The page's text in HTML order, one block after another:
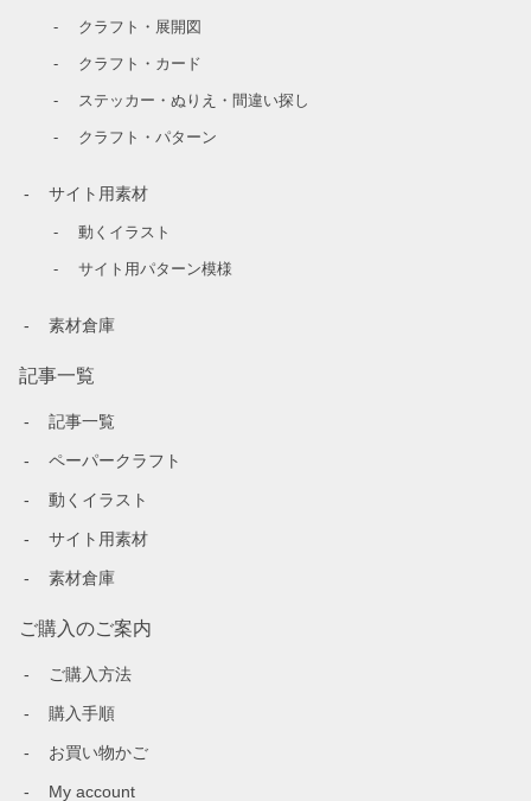
クラフト・展開図
クラフト・カード
ステッカー・ぬりえ・間違い探し
クラフト・パターン
サイト用素材
動くイラスト
サイト用パターン模様
素材倉庫
記事一覧
記事一覧
ペーパークラフト
動くイラスト
サイト用素材
素材倉庫
ご購入のご案内
ご購入方法
購入手順
お買い物かご
My account